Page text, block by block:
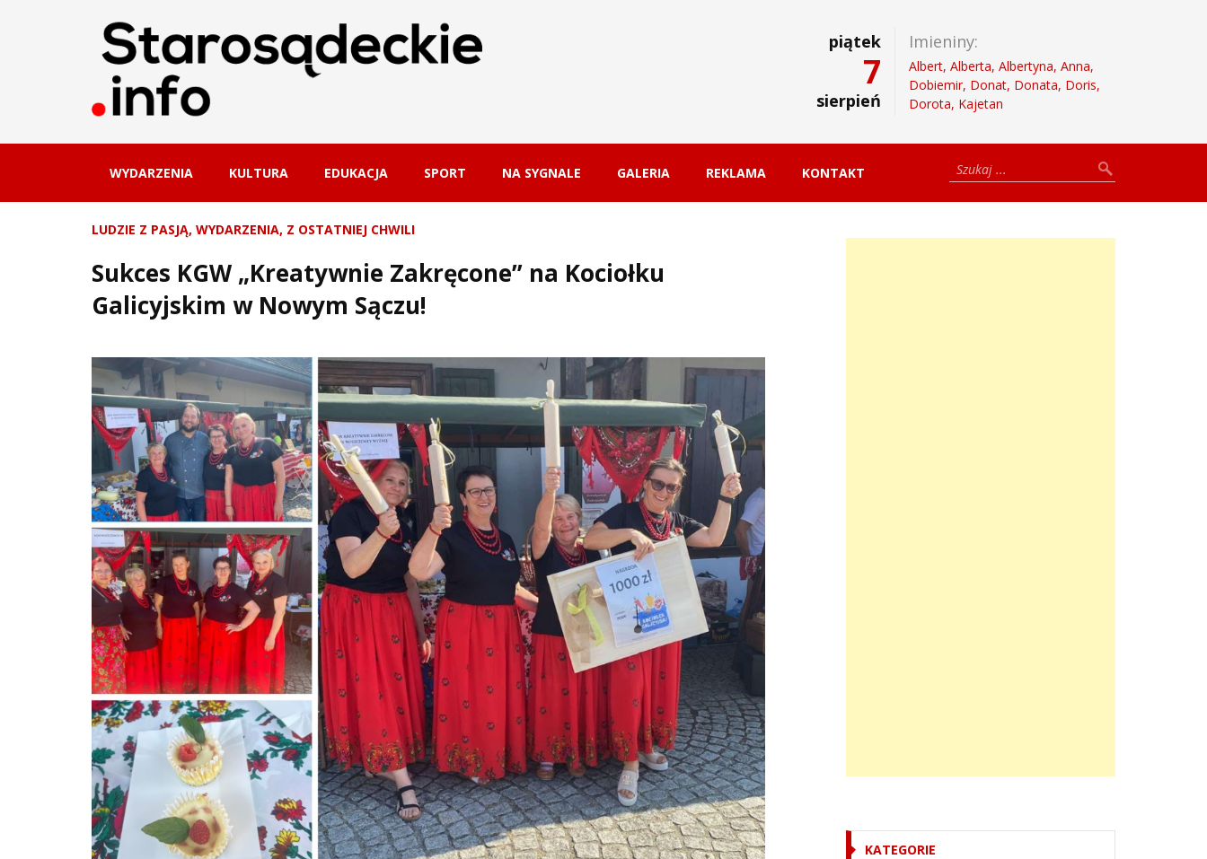
piątek
7
sierpień
Imieniny:
Albert, Alberta, Albertyna, Anna,
Dobiemir, Donat, Donata, Doris,
Dorota, Kajetan
WYDARZENIA KULTURA EDUKACJA SPORT NA SYGNALE GALERIA REKLAMA KONTAKT
LUDZIE Z PASJĄ, WYDARZENIA, Z OSTATNIEJ CHWILI
Sukces KGW „Kreatywnie Zakręcone” na Kociołku
Galicyjskim w Nowym Sączu!
KATEGORIE